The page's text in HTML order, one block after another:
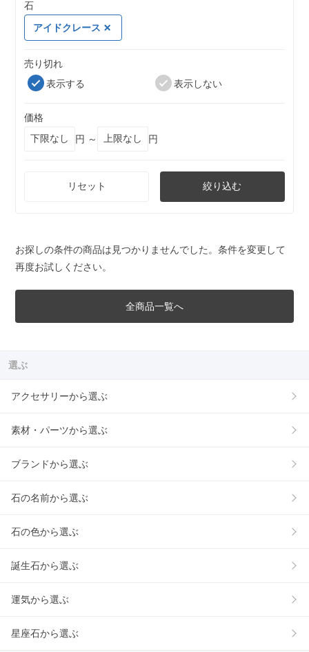
石
アイドクレース
売り切れ
表示する
表示しない
価格
円 ～
円
リセット 絞り込む
お探しの条件の商品は見つかりませんでした。条件を変更して
再度お試しください。
全商品一覧へ
選ぶ
アクセサリーから選ぶ
素材・パーツから選ぶ
ブランドから選ぶ
石の名前から選ぶ
石の色から選ぶ
誕生石から選ぶ
運気から選ぶ
星座石から選ぶ